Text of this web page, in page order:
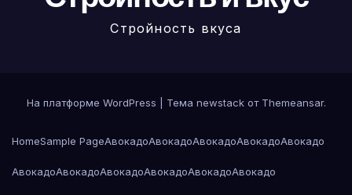
Стройность вкуса
На платформе WordPress Тема newstack от Themeansar.
HomeSample PageАвокадоАвокадоАвокадоАвокадоАвокадо
АвокадоАвокадоАвокадоАвокадоАвокадоАвокадо